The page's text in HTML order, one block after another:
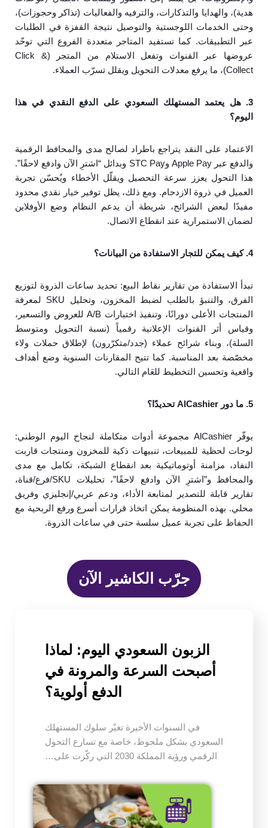
هدية)، والهدايا والتذكارات، والترفيه والفعاليات (تذاكر وحجوزات)،
وحتى الخدمات اللوجستية والتوصيل نتيجة القفزة في الطلبات
عبر التطبيقات. كما تستفيد المتاجر متعددة الفروع التي توحّد
عروضها عبر القنوات وتفعل الاستلام من المتجر (Click &
Collect)، ما يرفع معدلات التحويل ويقلل تسرّب العملاء.
3. هل يعتمد المستهلك السعودي على الدفع النقدي في هذا
اليوم؟
الاعتماد على النقد يتراجع باطراد لصالح مدى والمحافظ الرقمية
والدفع عبر Apple Pay وSTC Pay وبدائل “اشترِ الآن وادفع لاحقًا”.
هذا التحول يعزز سرعة التحصيل ويقلّل الأخطاء ويُحسّن تجربة
العميل في ذروة الازدحام. ومع ذلك، يظل توفير خيار نقدي محدود
مفيدًا لبعض الشرائح، شريطة أن يدعم النظام وضع الأوفلاين
لضمان الاستمرارية عند انقطاع الاتصال.
4. كيف يمكن للتجار الاستفادة من البيانات؟
تبدأ الاستفادة من تقارير نقاط البيع: تحديد ساعات الذروة لتوزيع
الفرق، والتنبؤ بالطلب لضبط المخزون، وتحليل SKU لمعرفة
المنتجات الأعلى دورانًا، وتنفيذ اختبارات A/B للعروض والتسعير،
وقياس أثر القنوات الإعلانية رقمياً (نسبة التحويل ومتوسط
السلة)، وبناء شرائح عملاء (جدد/متكرّرون) لإطلاق حملات ولاء
مخصّصة بعد المناسبة. كما تتيح المقارنات السنوية وضع أهداف
واقعية وتحسين التخطيط للعَام التالي.
5. ما دور AlCashier تحديدًا؟
يوفّر AlCashier مجموعة أدوات متكاملة لنجاح اليوم الوطني:
لوحات لحظية للمبيعات، تنبيهات ذكية للمخزون ومنتجات قاربت
النفاد، مزامنة أوتوماتيكية بعد انقطاع الشبكة، تكامل مع مدى
والمحافظ و”اشترِ الآن وادفع لاحقًا”، تحليلات SKU/فرع/قناة،
تقارير قابلة للتصدير لمتابعة الأداء، ودعم عربي/إنجليزي وفريق
محلي. بهذه المنظومة يمكن اتخاذ قرارات أسرع ورفع الربحية مع
الحفاظ على تجربة عميل سلسة حتى في ساعات الذروة.
جرّب الكاشير الآن
الزبون السعودي اليوم: لماذا
أصبحت السرعة والمرونة في
الدفع أولوية؟
في السنوات الأخيرة تغيّر سلوك المستهلك
السعودي بشكل ملحوظ، خاصة مع تسارع التحول
الرقمي ورؤية المملكة 2030 التي ركّزت على…